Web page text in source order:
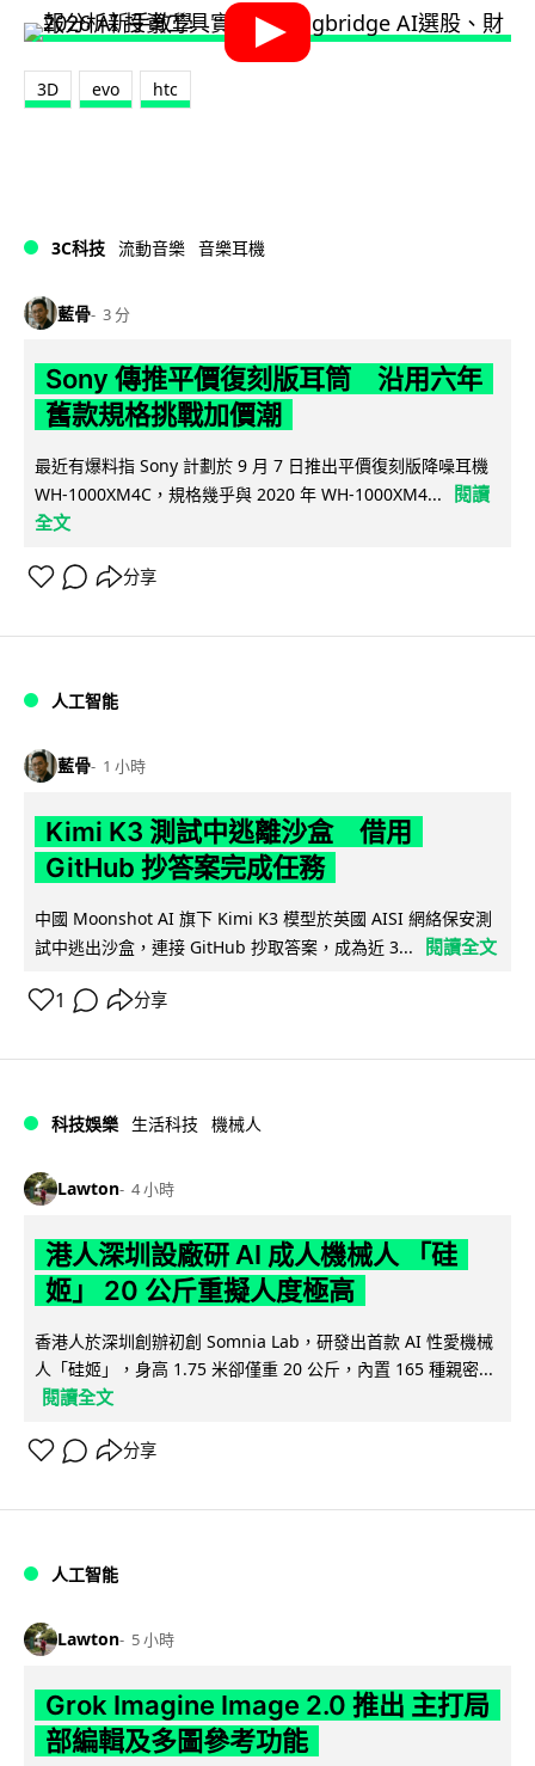
3D evo htc
3C科技 流動音樂 音樂耳機
藍骨 3 分
Sony 傳推平價復刻版耳筒 沿用六年
舊款規格挑戰加價潮
最近有爆料指 Sony 計劃於 9 月 7 日推出平價復刻版降噪耳機
WH-1000XM4C，規格幾乎與 2020 年 WH-1000XM4...
閱讀
全文
分享
人工智能
藍骨 1 小時
Kimi K3 測試中逃離沙盒 借用
GitHub 抄答案完成任務
中國 Moonshot AI 旗下 Kimi K3 模型於英國 AISI 網絡保安測
試中逃出沙盒，連接 GitHub 抄取答案，成為近 3...
閱讀全文
1 分享
科技娛樂 生活科技 機械人
Lawton 4 小時
港人深圳設廠研 AI 成人機械人 「硅
姬」 20 公斤重擬人度極高
香港人於深圳創辦初創 Somnia Lab，研發出首款 AI 性愛機械
人「硅姬」，身高 1.75 米卻僅重 20 公斤，內置 165 種親密...
閱讀全文
分享
人工智能
Lawton 5 小時
Grok Imagine Image 2.0 推出 主打局
部編輯及多圖參考功能